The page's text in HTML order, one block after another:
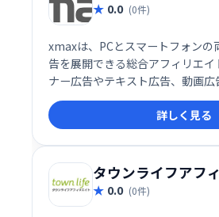
0.0 (0件)
xmaxは、PCとスマートフォンの
告を展開できる総合アフィリエ
ナー広告やテキスト広告、動画
掲載手段を提供し、効率的な集
します。初心者から経験者まで手
やすさが特徴で、アフィリエイ
功を目指す方に最適です。
詳しく見る
タウンライフアフ
0.0 (0件)